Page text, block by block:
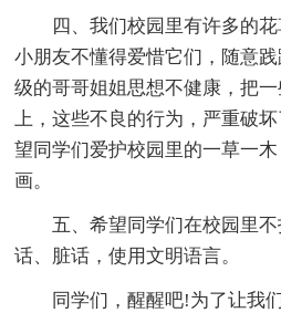
四、我们校园里有许多的
小朋友不懂得爱惜它们，随意
级的哥哥姐姐思想不健康，把
上，这些不良的行为，严重破
望同学们爱护校园里的一草一
画。
五、希望同学们在校园里
话、脏话，使用文明语言。
同学们，醒醒吧!为了让我